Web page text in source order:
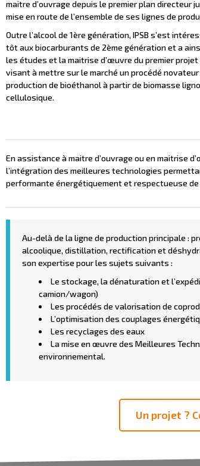
maitre d’ouvrage depuis le premier plan directeur
mise en route de l’ensemble de ses lignes de
Outre l’alcool de 1ère génération, IPSB s’est
tôt aux biocarburants de 2ème génération et a
les études et la maitrise d’œuvre du premier
visant à mettre sur le marché un procédé novateur
production de bioéthanol à partir de biomasse
cellulosique.
En assistance à maitre d’ouvrage ou en maitrise
l’intégration des meilleures technologies
performante énergétiquement et respectueuse de
Au-delà de la ligne de production principale :
alcoolique, distillation, rectification et
son expertise pour les sujets suivants :
Le stockage, la dénaturation et
camion/wagon)
Les procédés de valorisation de
L’optimisation des couplages
Les recyclages des eaux
La mise en œuvre des Meilleures
environnemental.
Un projet ?